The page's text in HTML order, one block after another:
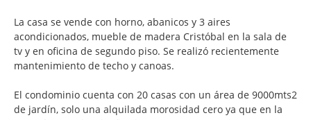
La casa se vende con horno, abanicos y 3 aires
acondicionados, mueble de madera Cristóbal en la sala de
tv y en oficina de segundo piso. Se realizó recientemente
mantenimiento de techo y canoas.
El condominio cuenta con 20 casas con un área de 9000mts2
de jardín, solo una alquilada morosidad cero ya que en la